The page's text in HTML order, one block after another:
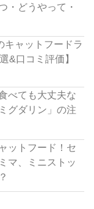
・どうやって・
キャットフードラ
&口コミ評価】
べても大丈夫な
グダリン」の注
ットフード！セ
マ、ミニストッ